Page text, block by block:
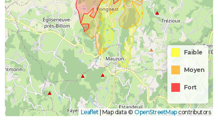
Faible
Moyen
Fort
Leaflet|Map data © OpenStreetMapcontributors